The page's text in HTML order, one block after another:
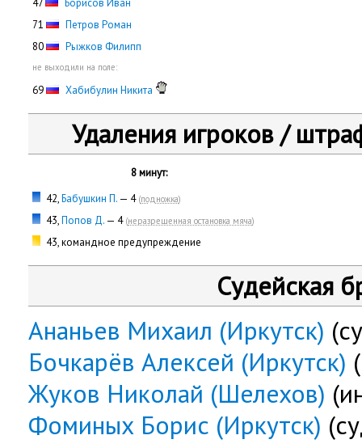
47
Борисов Иван
71
Петров Роман
80
Рыжков Филипп
не выходили на поле:
69 Хабибулин Никита
Удаления игроков /
8 минут:
42,Бабушкин П. — 4 (подножка)
43,Попов Д. — 4 (неразрешенная остановка мяча)
43, командное предупреждение
Судейская
Ананьев Михаил (Иркутск)
Бочкарёв Алексей (Иркутск)
Жуков Николай (Шелехов)
Фоминых Борис (Иркутск)